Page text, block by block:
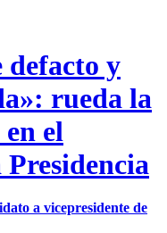
defacto y
rueda la
el
a vicepresidente de